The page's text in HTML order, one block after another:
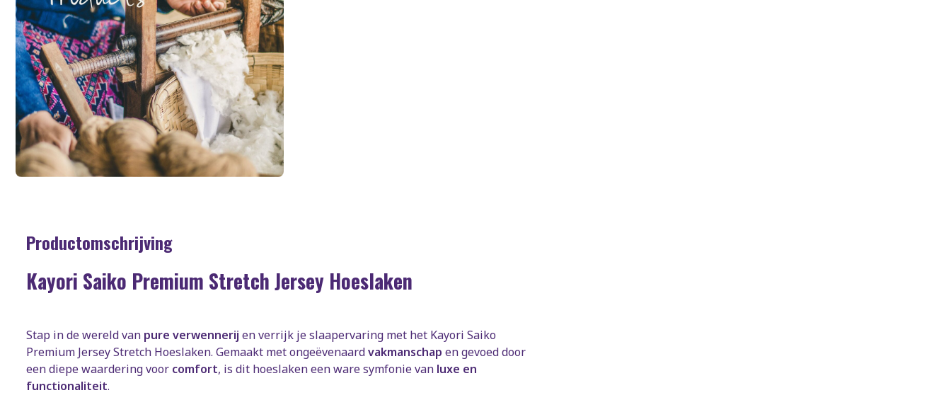
Productomschrijving
Kayori Saiko Premium Stretch Jersey Hoeslaken
Stap in de wereld van pure verwennerij en verrijk je slaapervaring met het Kayori Saiko
Premium Jersey Stretch Hoeslaken. Gemaakt met ongeëvenaardvakmanschap en gevoed door
een diepe waardering voor comfort, is dit hoeslaken een ware symfonie van luxe en
functionaliteit.